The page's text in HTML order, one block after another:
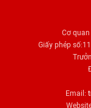
Cơ
Giấy phép
Email: